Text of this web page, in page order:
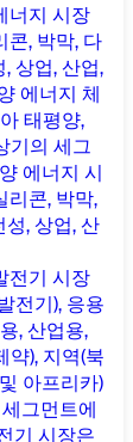
너지 시장
, 박막, 다
상업, 산업,
에너지 체
태평양,
기의 세그
에너지 시
리콘, 박막,
, 상업, 산
전기 시장
전기), 응용
, 산업용,
약), 지역(북
아프리카)
그먼트에
기 시장은